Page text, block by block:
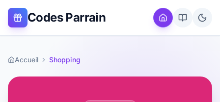
Codes Parrain
Accueil Shopping